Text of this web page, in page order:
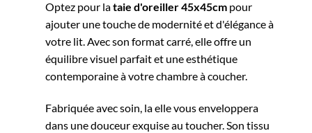
Optez pour lataie d'oreiller 45x45cm pour
ajouter une touche de modernité et d'élégance à
votre lit. Avec son format carré, elle offre un
équilibre visuel parfait et une esthétique
contemporaine à votre chambre à coucher.
Fabriquée avec soin, la elle vous enveloppera
dans une douceur exquise au toucher. Son tissu